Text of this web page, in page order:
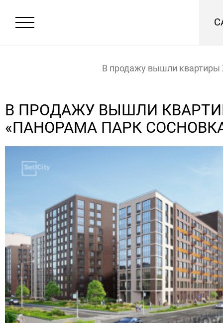
В продажу вышли
В ПРОДАЖУ ВЫШЛИ
«ПАНОРАМА ПАРК